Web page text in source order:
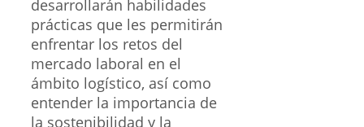
desarrollarán habilidades
prácticas que les permitirán
enfrentar los retos del
mercado laboral en el
ámbito logístico, así como
entender la importancia de
la sostenibilidad y la